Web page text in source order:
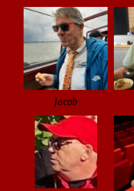
Jacob